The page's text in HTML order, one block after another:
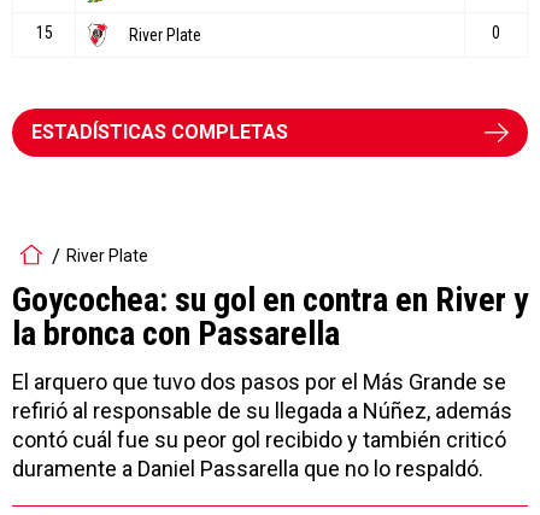
ESTADÍSTICAS COMPLETAS
River Plate
Goycochea: su gol en contra en River y
la bronca con Passarella
El arquero que tuvo dos pasos por el Más Grande se
refirió al responsable de su llegada a Núñez, además
contó cuál fue su peor gol recibido y también criticó
duramente a Daniel Passarella que no lo respaldó.